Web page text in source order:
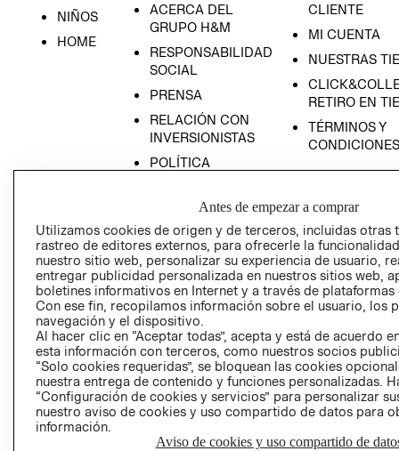
NIÑOS
HOME
ACERCA DEL
GRUPO H&M
RESPONSABILIDAD
SOCIAL
PRENSA
RELACIÓN CON
INVERSIONISTAS
POLÍTICA
CLIENTE
MI CUENTA
NUESTRAS
RETIRO EN
TÉRMINOS Y
CONDICIONES
AVISO DE
PRIVACIDAD
GIFT CARD
AVISO DE
Antes de empezar a comprar
Utilizamos cookies de origen y de terceros, incluidas otras
rastreo de editores externos, para ofrecerle la
nuestro sitio web, personalizar su experiencia de usuario,
entregar publicidad personalizada en nuestros sitios web,
boletines informativos en Internet y a través de plataformas
Con ese fin, recopilamos información sobre el usuario, los
navegación y el dispositivo.
Al hacer clic en “Aceptar todas”, acepta y está de acuerdo
esta información con terceros, como nuestros socios
“Solo cookies requeridas”, se bloquean las cookies
nuestra entrega de contenido y funciones personalizadas.
“Configuración de cookies y servicios” para personalizar
nuestro aviso de cookies y uso compartido de datos para
información.
Aviso de cookies y uso compartido de